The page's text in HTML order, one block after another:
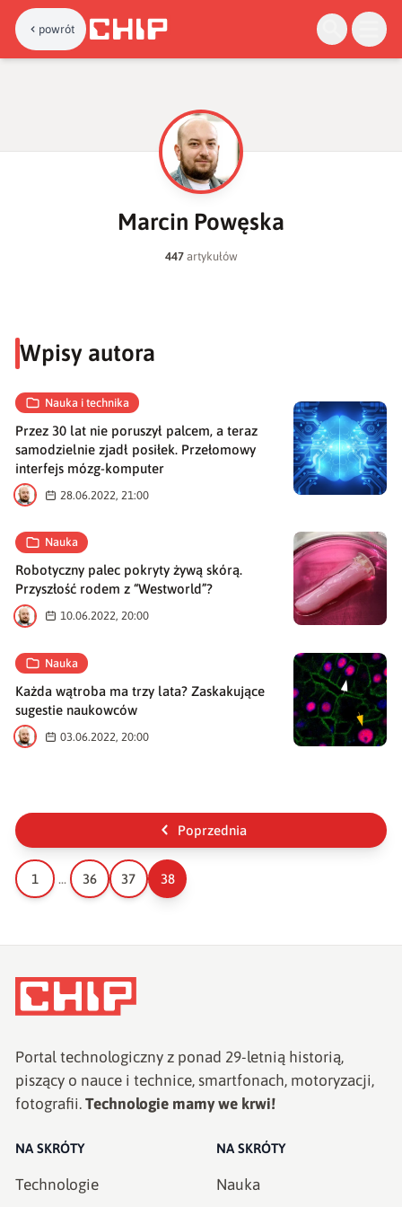
powrót
M
Marcin Powęska
447 artykułów
Wpisy autora
Nauka i technika
Przez 30 lat nie poruszył palcem, a teraz
samodzielnie zjadł posiłek. Przełomowy
interfejs mózg-komputer
M
28.06.2022, 21:00
Nauka
Robotyczny palec pokryty żywą skórą.
Przyszłość rodem z “Westworld”?
M
10.06.2022, 20:00
Nauka
Każda wątroba ma trzy lata? Zaskakujące
sugestie naukowców
M
03.06.2022, 20:00
Poprzednia
1 ... 36 37 38
Portal technologiczny z ponad 29-letnią historią,
piszący o nauce i technice, smartfonach, motoryzacji,
fotografii. Technologie mamy we krwi!
NA SKRÓTY
Technologie
NA SKRÓTY
Nauka